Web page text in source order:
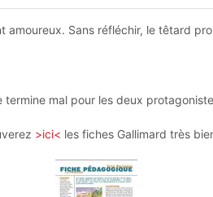
amoureux. Sans réfléchir, le têtard
termine mal pour les deux
>ici< les fiches Gallimard très